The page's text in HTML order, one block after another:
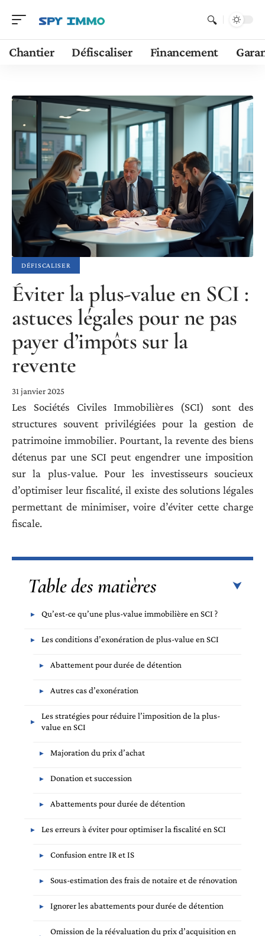
Chantier Défiscaliser Financement
DÉFISCALISER
Éviter la plus-value en SCI :
astuces légales pour ne pas
payer d’impôts sur la
revente
31 janvier 2025
Les Sociétés Civiles Immobilières (SCI) sont des
structures souvent privilégiées pour la gestion de
patrimoine immobilier. Pourtant, la revente des biens
détenus par une SCI peut engendrer une imposition
sur la plus-value. Pour les investisseurs soucieux
d’optimiser leur fiscalité, il existe des solutions légales
permettant de minimiser, voire d’éviter cette charge
fiscale.
Table des matières
Qu’est-ce qu’une plus-value immobilière en SCI ?
Les conditions d’exonération de plus-value en SCI
Abattement pour durée de détention
Autres cas d’exonération
Les stratégies pour réduire l’imposition de la plus-
value en SCI
Majoration du prix d’achat
Donation et succession
Abattements pour durée de détention
Les erreurs à éviter pour optimiser la fiscalité en SCI
Confusion entre IR et IS
Sous-estimation des frais de notaire et de rénovation
Ignorer les abattements pour durée de détention
Omission de la réévaluation du prix d’acquisition en